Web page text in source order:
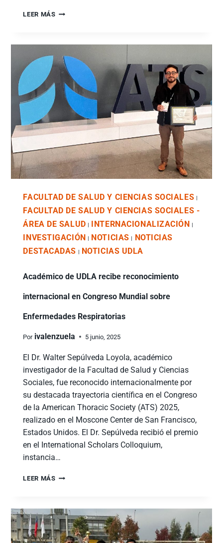
LEER MÁS
FACULTAD DE SALUD Y CIENCIAS SOCIALES
FACULTAD DE SALUD Y CIENCIAS SOCIALES -
ÁREA DE SALUD
INTERNACIONALIZACIÓN
INVESTIGACIÓN NOTICIAS
NOTICIAS
DESTACADAS
NOTICIAS UDLA
Académico de UDLA recibe reconocimiento
internacional en Congreso Mundial sobre
Enfermedades Respiratorias
Por ivalenzuela 5 junio, 2025
El Dr. Walter Sepúlveda Loyola, académico
investigador de la Facultad de Salud y Ciencias
Sociales, fue reconocido internacionalmente por
su destacada trayectoria científica en el Congreso
de la American Thoracic Society (ATS) 2025,
realizado en el Moscone Center de San Francisco,
Estados Unidos. El Dr. Sepúlveda recibió el premio
en el International Scholars Colloquium,
instancia…
LEER MÁS